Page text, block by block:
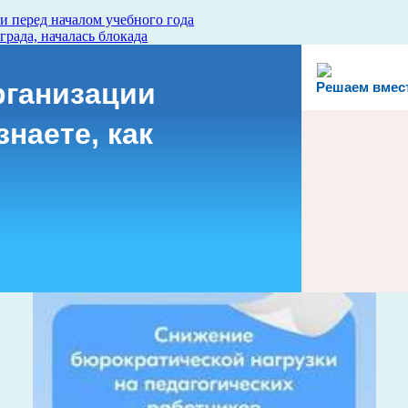
началом учебного года
началась блокада
Решаем
как